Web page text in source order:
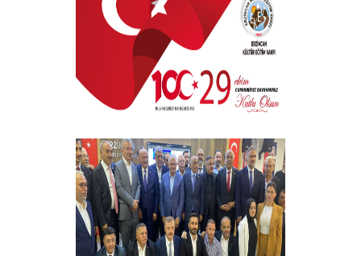
Ödülleri” Töreni Yapıldı
+
29 EKİM CUMHURİYET BAYRAMI
+